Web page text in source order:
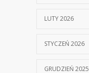
LUTY 2026
STYCZEŃ 2026
GRUDZIEŃ 2025